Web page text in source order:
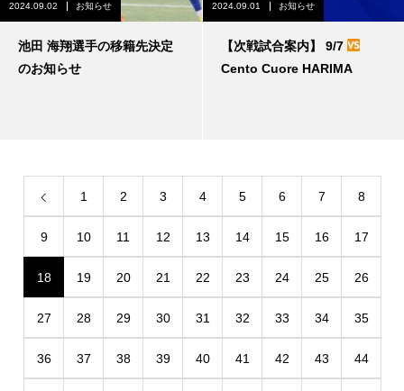
2024.09.02 お知らせ
池田 海翔選手の移籍先決定
のお知らせ
2024.09.01 お知らせ
【次戦試合案内】 9/7
Cento Cuore HARIMA
1 2 3 4 5 6 7 8
9 10 11 12 13 14 15 16 17
18 19 20 21 22 23 24 25 26
27 28 29 30 31 32 33 34 35
36 37 38 39 40 41 42 43 44